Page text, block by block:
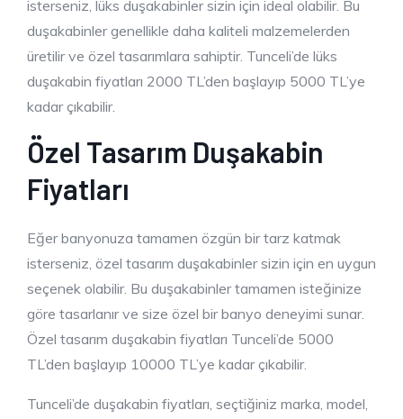
isterseniz, lüks duşakabinler sizin için ideal olabilir. Bu
duşakabinler genellikle daha kaliteli malzemelerden
üretilir ve özel tasarımlara sahiptir. Tunceli’de lüks
duşakabin fiyatları 2000 TL’den başlayıp 5000 TL’ye
kadar çıkabilir.
Özel Tasarım Duşakabin
Fiyatları
Eğer banyonuza tamamen özgün bir tarz katmak
isterseniz, özel tasarım duşakabinler sizin için en uygun
seçenek olabilir. Bu duşakabinler tamamen isteğinize
göre tasarlanır ve size özel bir banyo deneyimi sunar.
Özel tasarım duşakabin fiyatları Tunceli’de 5000
TL’den başlayıp 10000 TL’ye kadar çıkabilir.
Tunceli’de duşakabin fiyatları, seçtiğiniz marka, model,